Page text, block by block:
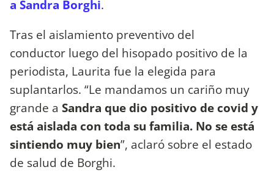
a Sandra Borghi.
Tras el aislamiento preventivo del
conductor luego del hisopado positivo de la
periodista, Laurita fue la elegida para
suplantarlos. “Le mandamos un cariño muy
grande a Sandra que dio positivo de covid y
está aislada con toda su familia. No se está
sintiendo muy bien”, aclaró sobre el estado
de salud de Borghi.